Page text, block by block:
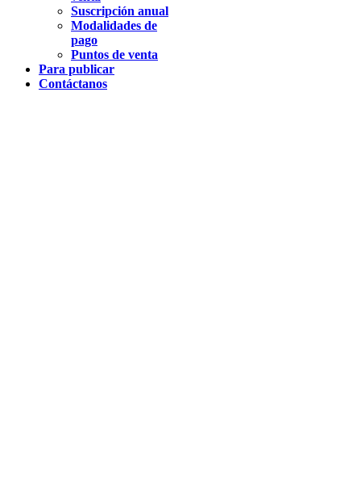
Suscripción anual
Modalidades de
pago
Puntos de venta
Para publicar
Contáctanos